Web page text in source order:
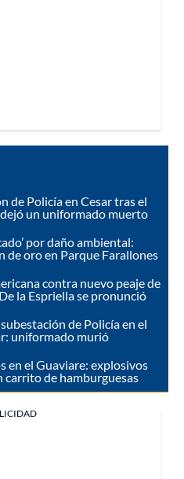
de Policía en Cesar tras el
un uniformado muerto
por daño ambiental:
de oro en Parque Farallones
contra nuevo peaje de
la Espriella se pronunció
de Policía en el
uniformado murió
en el Guaviare: explosivos
carrito de hamburguesas